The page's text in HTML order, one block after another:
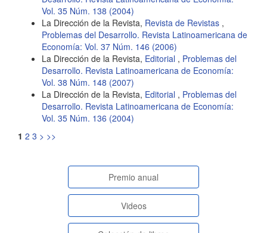
Vol. 35 Núm. 138 (2004)
La Dirección de la Revista, Revista de Revistas ,
Problemas del Desarrollo. Revista Latinoamericana de
Economía: Vol. 37 Núm. 146 (2006)
La Dirección de la Revista, Editorial , Problemas del
Desarrollo. Revista Latinoamericana de Economía:
Vol. 38 Núm. 148 (2007)
La Dirección de la Revista, Editorial , Problemas del
Desarrollo. Revista Latinoamericana de Economía:
Vol. 35 Núm. 136 (2004)
1 2 3 > >>
paginasespeciales
Premio anual
Videos